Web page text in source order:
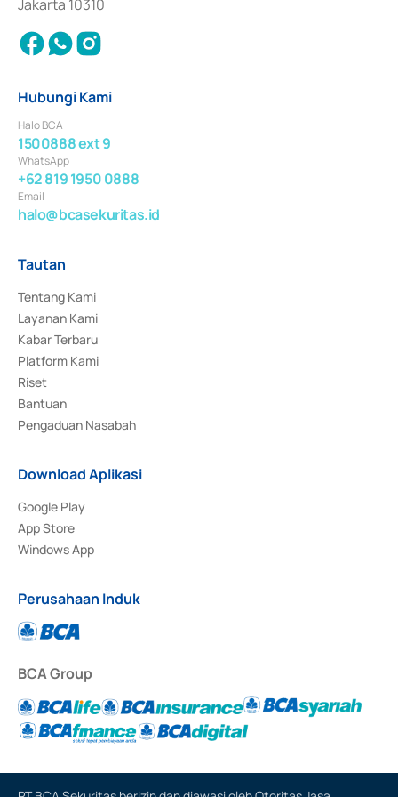
Jakarta 10310
Hubungi Kami
Halo BCA
1500888 ext 9
WhatsApp
+62 819 1950 0888
Email
halo@bcasekuritas.id
Tautan
Tentang Kami
Layanan Kami
Kabar Terbaru
Platform Kami
Riset
Bantuan
Pengaduan Nasabah
Download Aplikasi
Google Play
App Store
Windows App
Perusahaan Induk
BCA Group